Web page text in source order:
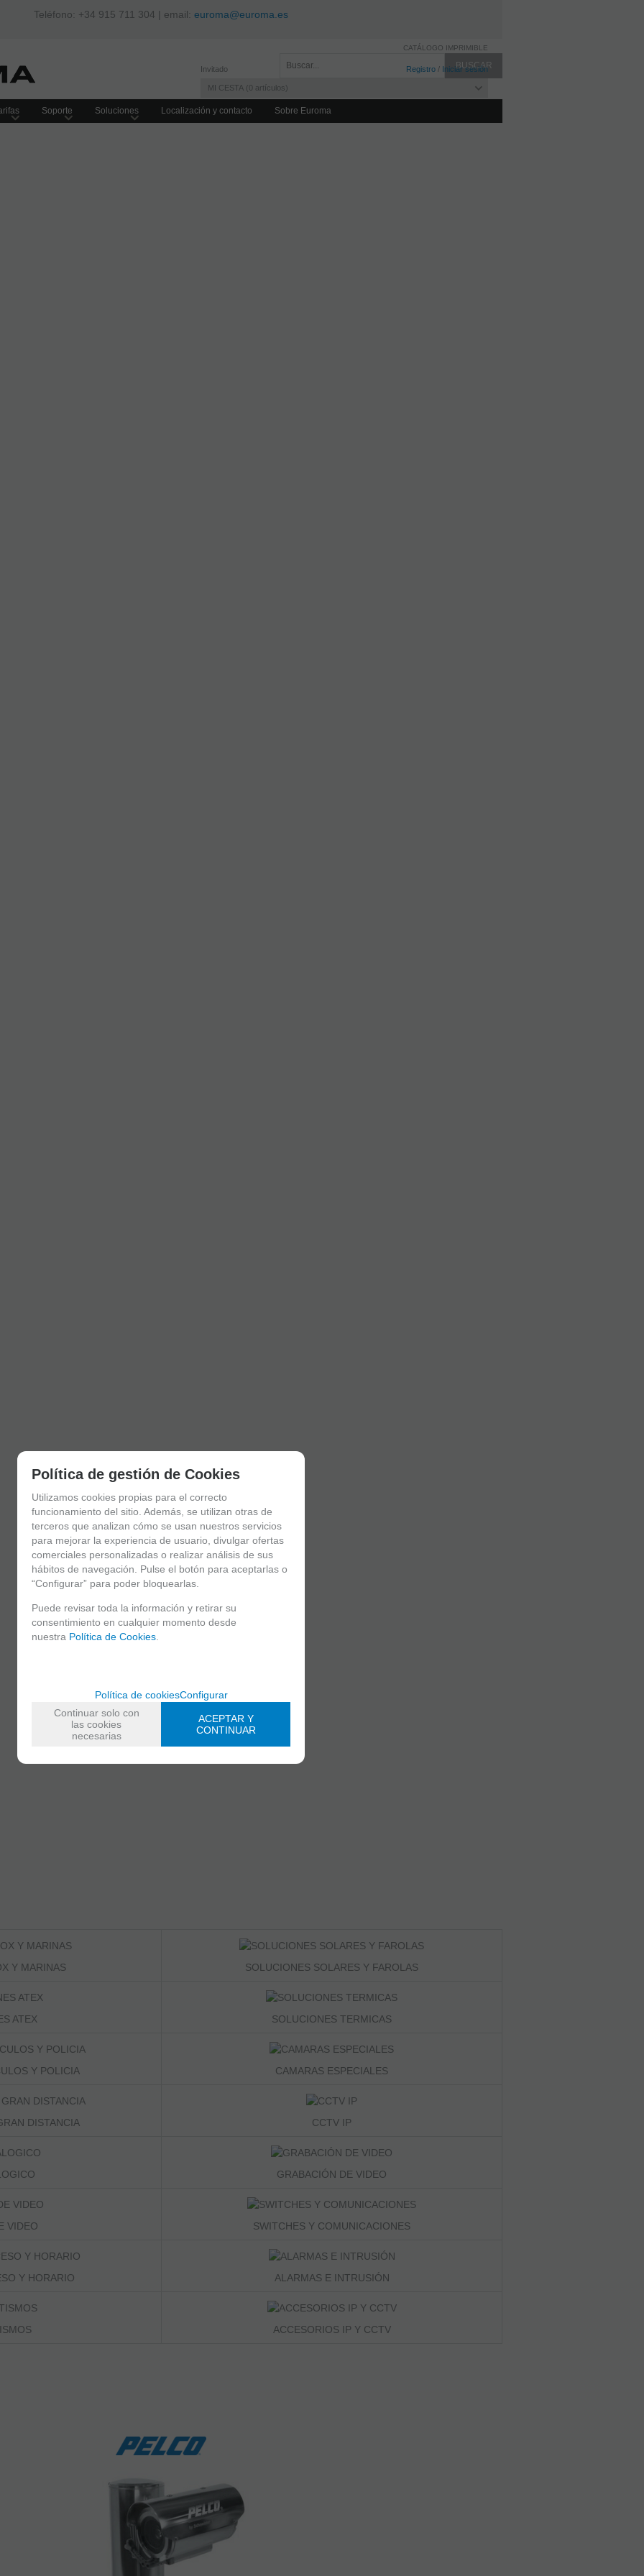
Teléfono: +34 915 711 304 | email: euroma@euroma.es
Invitado Registro / Iniciar sesión
MI CESTA 0 artículos
CATÁLOGO IMPRIMIBLE
Soporte Soluciones Localización y contacto Sobre Euroma
Y MARINAS SOLUCIONES SOLARES Y FAROLAS
ATEX SOLUCIONES TERMICAS
Y POLICIA CAMARAS ESPECIALES
DISTANCIA CCTV IP
GRABACIÓN DE VIDEO
VIDEO SWITCHES Y COMUNICACIONES
Y HORARIO ALARMAS E INTRUSIÓN
ACCESORIOS IP Y CCTV
Política de gestión de Cookies
Utilizamos cookies propias para el correcto
funcionamiento del sitio. Además, se utilizan otras de
terceros que analizan cómo se usan nuestros servicios
para mejorar la experiencia de usuario, divulgar ofertas
comerciales personalizadas o realizar análisis de sus
hábitos de navegación. Pulse el botón para aceptarlas o
“Configurar” para poder bloquearlas.
Puede revisar toda la información y retirar su
consentimiento en cualquier momento desde
nuestra Política de Cookies
Política de cookiesConfigurar
Continuar solo con
las cookies
necesarias
ACEPTAR Y
CONTINUAR